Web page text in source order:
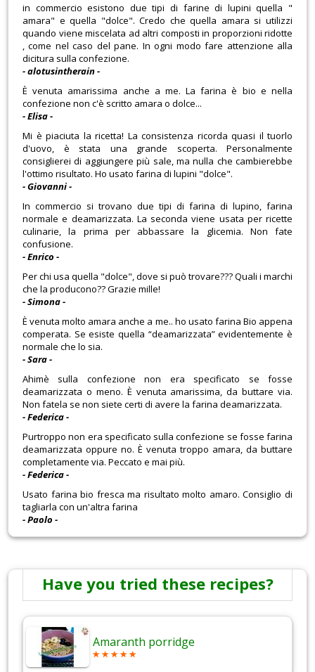
in commercio esistono due tipi di farine di lupini quella "
amara" e quella "dolce". Credo che quella amara si utilizzi
quando viene miscelata ad altri composti in proporzioni ridotte
, come nel caso del pane. In ogni modo fare attenzione alla
dicitura sulla confezione.
- alotusintherain -
È venuta amarissima anche a me. La farina è bio e nella
confezione non c'è scritto amara o dolce...
- Elisa -
Mi è piaciuta la ricetta! La consistenza ricorda quasi il tuorlo
d'uovo, è stata una grande scoperta. Personalmente
consiglierei di aggiungere più sale, ma nulla che cambierebbe
l'ottimo risultato. Ho usato farina di lupini "dolce".
- Giovanni -
In commercio si trovano due tipi di farina di lupino, farina
normale e deamarizzata. La seconda viene usata per ricette
culinarie, la prima per abbassare la glicemia. Non fate
confusione.
- Enrico -
Per chi usa quella "dolce", dove si può trovare??? Quali i marchi
che la producono?? Grazie mille!
- Simona -
È venuta molto amara anche a me.. ho usato farina Bio appena
comperata. Se esiste quella “deamarizzata” evidentemente è
normale che lo sia.
- Sara -
Ahimè sulla confezione non era specificato se fosse
deamarizzata o meno. È venuta amarissima, da buttare via.
Non fatela se non siete certi di avere la farina deamarizzata.
- Federica -
Purtroppo non era specificato sulla confezione se fosse farina
deamarizzata oppure no. È venuta troppo amara, da buttare
completamente via. Peccato e mai più.
- Federica -
Usato farina bio fresca ma risultato molto amaro. Consiglio di
tagliarla con un'altra farina
- Paolo -
Have you tried these recipes?
Amaranth porridge